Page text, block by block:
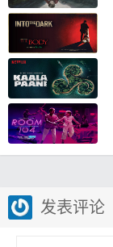
发表评论